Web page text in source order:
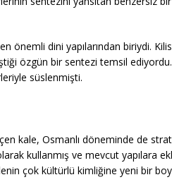
önemli dini yapılarından biriydi.
özgün bir sentezi temsil
süslenmişti.
kale, Osmanlı döneminde de
kullanmış ve mevcut yapılara
çok kültürlü kimliğine yeni bir